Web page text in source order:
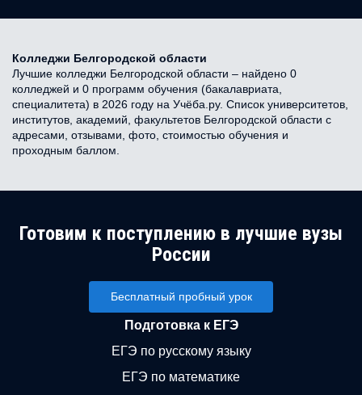
Колледжи Белгородской области
Лучшие колледжи Белгородской области – найдено 0
колледжей и 0 программ обучения (бакалавриата,
специалитета) в 2026 году на Учёба.ру. Список университетов,
институтов, академий, факультетов Белгородской области с
адресами, отзывами, фото, стоимостью обучения и
проходным баллом.
Готовим к поступлению в лучшие вузы
России
Бесплатный пробный урок
Подготовка к ЕГЭ
ЕГЭ по русскому языку
ЕГЭ по математике